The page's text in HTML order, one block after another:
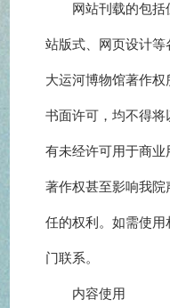
网站刊载的包
站版式、网页设计
大运河博物馆著作
书面许可，均不得
有未经许可用于商
著作权甚至影响我
任的权利。如需使
门联系。
内容使用